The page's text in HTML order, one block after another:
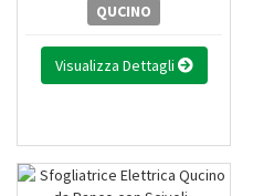
QUCINO
Visualizza Dettagli